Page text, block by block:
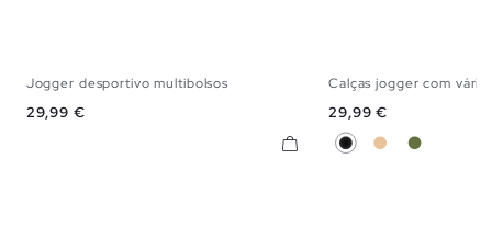
Jogger desportivo multibolsos
Preço
29,99 €
XS
Calças jogger com
Preço
29,99 €
PretoBegeCáqui